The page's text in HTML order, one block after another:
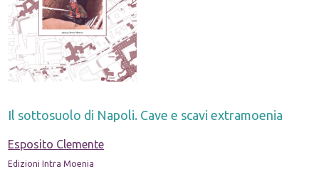
Il sottosuolo di Napoli. Cave e scavi extramoenia
Esposito Clemente
Edizioni Intra Moenia